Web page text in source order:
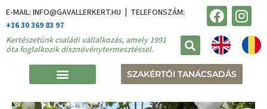
E-MAIL: INFO@GAVALLERKERT.HU | TELEFONSZÁM:
+36 30 369 83 97
Kertészetünk családi vállalkozás, amely 1991
óta foglalkozik dísznövénytermesztéssel.
SZAKÉRTŐI TANÁCSADÁS